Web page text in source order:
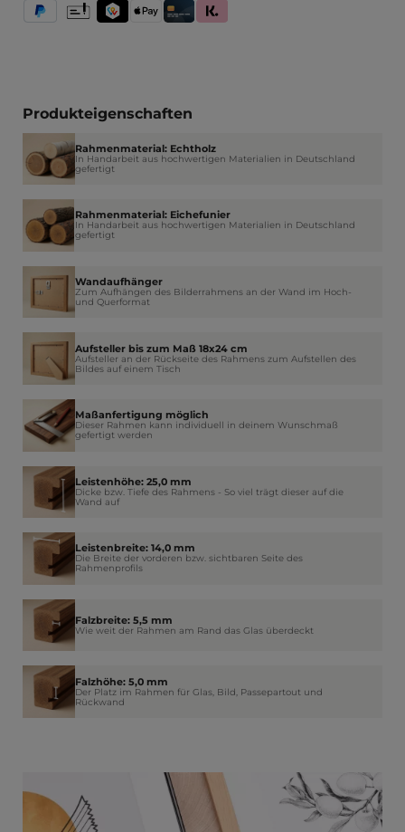
TWINT
PayPal Apple PayKredit- und Debitkarte
Klarna (Rechnung / Ratenkauf / Sofort)
Vorkasse
Produkteigenschaften
Rahmenmaterial: Echtholz
In Handarbeit aus hochwertigen Materialien in Deutschland
gefertigt
Rahmenmaterial: Eichefunier
In Handarbeit aus hochwertigen Materialien in Deutschland
gefertigt
Wandaufhänger
Zum Aufhängen des Bilderrahmens an der Wand im Hoch-
und Querformat
Aufsteller bis zum Maß 18x24 cm
Aufsteller an der Rückseite des Rahmens zum Aufstellen des
Bildes auf einem Tisch
Maßanfertigung möglich
Dieser Rahmen kann individuell in deinem Wunschmaß
gefertigt werden
Leistenhöhe: 25,0 mm
Dicke bzw. Tiefe des Rahmens - So viel trägt dieser auf die
Wand auf
Leistenbreite: 14,0 mm
Die Breite der vorderen bzw. sichtbaren Seite des
Rahmenprofils
Falzbreite: 5,5 mm
Wie weit der Rahmen am Rand das Glas überdeckt
Falzhöhe: 5,0 mm
Der Platz im Rahmen für Glas, Bild, Passepartout und
Rückwand